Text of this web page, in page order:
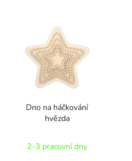
Dno na háčkování
hvězda
2-3 pracovní dny